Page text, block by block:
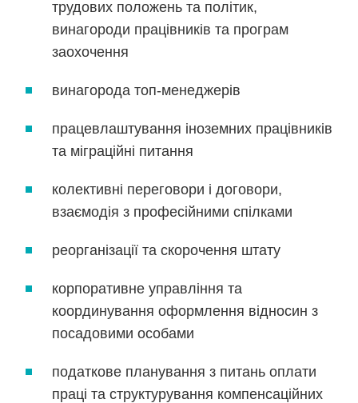
трудових положень та політик,
винагороди працівників та програм
заохочення
винагорода топ-менеджерів
працевлаштування іноземних працівників
та міграційні питання
колективні переговори і договори,
взаємодія з професійними спілками
реорганізації та скорочення штату
корпоративне управління та
координування оформлення відносин з
посадовими особами
податкове планування з питань оплати
праці та структурування компенсаційних